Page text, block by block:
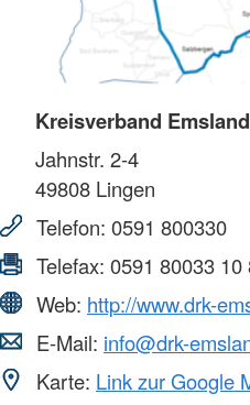
Kreisverband
Jahnstr. 2-4
49808 Lingen
Telefon: 0591 800330
Telefax: 0591 80033 10
Web: http://www.drk-
E-Mail: info@drk-
Karte: Link zur Google